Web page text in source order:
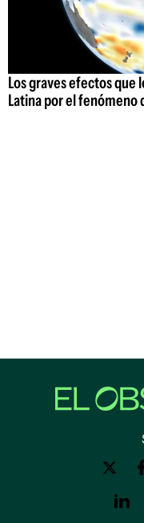
Los graves efectos
Latina por el fenómeno